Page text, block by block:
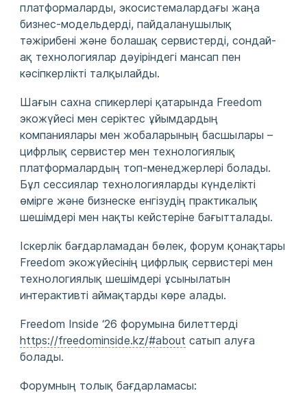
платформаларды, экосистемалардағы жаңа
бизнес-модельдерді, пайдаланушылық
тәжірибені және болашақ сервистерді, сондай-
ақ технологиялар дәуіріндегі мансап пен
кәсіпкерлікті талқылайды.
Шағын сахна спикерлері қатарында Freedom
экожүйесі мен серіктес ұйымдардың
компаниялары мен жобаларының басшылары –
цифрлық сервистер мен технологиялық
платформалардың топ-менеджерлері болады.
Бұл сессиялар технологияларды күнделікті
өмірге және бизнеске енгізудің практикалық
шешімдері мен нақты кейстеріне бағытталады.
Іскерлік бағдарламадан бөлек, форум қонақтары
Freedom экожүйесінің цифрлық сервистері мен
технологиялық шешімдері ұсынылатын
интерактивті аймақтарды көре алады.
Freedom Inside ‘26 форумына билеттерді
https://freedominside.kz/#about сатып алуға
болады.
Форумның толық бағдарламасы: